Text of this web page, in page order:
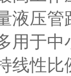
液压管
用于中
线性比